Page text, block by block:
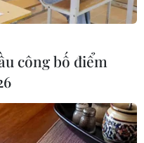
vùng
liền với
công bố điểm